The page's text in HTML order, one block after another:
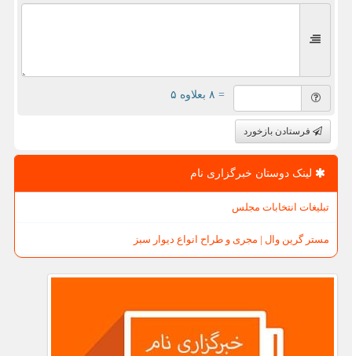
= ۸ بعلاوه ۵
فرستادن بازخورد
لینک دوستان خبرگزاری نام
تبلیغات انتخابات مجلس
مستر گرین وال | مجری و طراح انواع دیوار سبز